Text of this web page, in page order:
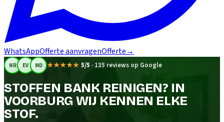
WhatsAppOfferte aanvragenOfferte→
NR EV MD ★★★★★ 5/5 · 135 reviews op Google
STOFFEN BANK REINIGEN? IN
VOORBURG WIJ KENNEN ELKE
STOF.